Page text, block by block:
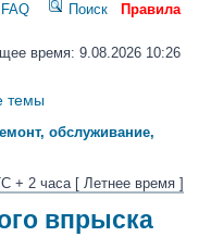
FAQ
Поиск Правила
время: 9.08.2026 10:26
темы
обслуживание,
+ 2 часа [ Летнее время ]
впрыска